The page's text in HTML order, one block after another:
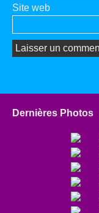
Site web
Dernières Photos